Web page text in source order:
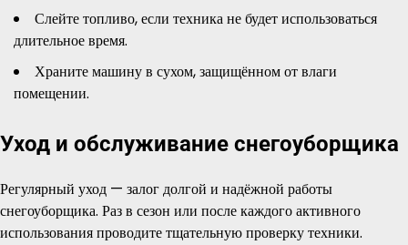
Слейте топливо, если техника не будет использоваться
длительное время.
Храните машину в сухом, защищённом от влаги
помещении.
Уход и обслуживание снегоуборщика
Регулярный уход — залог долгой и надёжной работы
снегоуборщика. Раз в сезон или после каждого активного
использования проводите тщательную проверку техники.